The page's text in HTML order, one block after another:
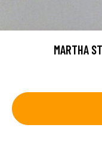
MARTHA